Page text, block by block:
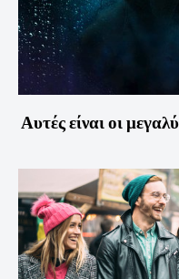
Αυτές είναι οι